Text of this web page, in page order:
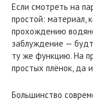
Если смотреть на
простой: материал,
прохождению
заблуждение —
ту же функцию. На
простых плёнок, да
Большинство